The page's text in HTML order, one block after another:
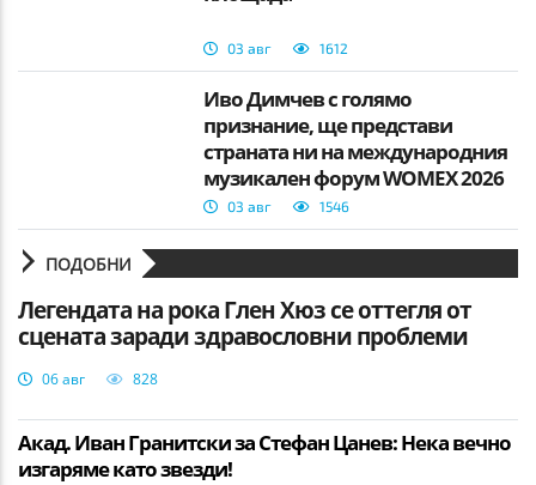
03 авг 1612
Иво Димчев с голямо
признание, ще представи
страната ни на международния
музикален форум WOMEX 2026
03 авг 1546
ПОДОБНИ
Легендата на рока Глен Хюз се оттегля от
сцената заради здравословни проблеми
06 авг 828
Акад. Иван Гранитски за Стефан Цанев: Нека вечно
изгаряме като звезди!